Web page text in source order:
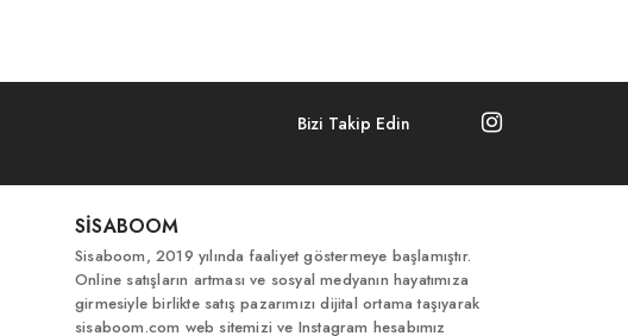
Bizi Takip Edin
SİSABOOM
Sisaboom, 2019 yılında faaliyet göstermeye başlamıştır.
Online satışların artması ve sosyal medyanın hayatımıza
girmesiyle birlikte satış pazarımızı dijital ortama taşıyarak
sisaboom.com web sitemizi ve Instagram hesabımız